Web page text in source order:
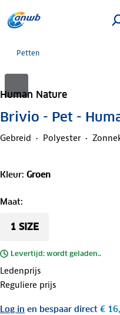
Petten
Human Nature
Brivio - Pet -
Gebreid Polyester
Kleur: Groen
Maat:
1 SIZE
Levertijd: wordt geladen..
Ledenprijs
Reguliere prijs
Log in en bespaar direct €